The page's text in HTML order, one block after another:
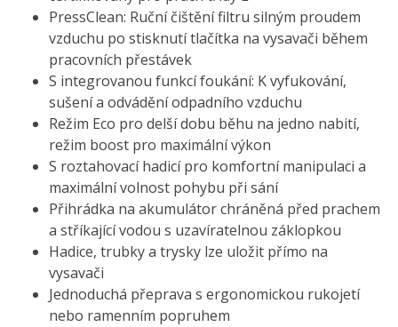
PressClean: Ruční čištění filtru silným proudem
vzduchu po stisknutí tlačítka na vysavači během
pracovních přestávek
S integrovanou funkcí foukání: K vyfukování,
sušení a odvádění odpadního vzduchu
Režim Eco pro delší dobu běhu na jedno nabití,
režim boost pro maximální výkon
S roztahovací hadicí pro komfortní manipulaci a
maximální volnost pohybu při sání
Přihrádka na akumulátor chráněná před prachem
a stříkající vodou s uzavíratelnou záklopkou
Hadice, trubky a trysky lze uložit přímo na
vysavači
Jednoduchá přeprava s ergonomickou rukojetí
nebo ramenním popruhem